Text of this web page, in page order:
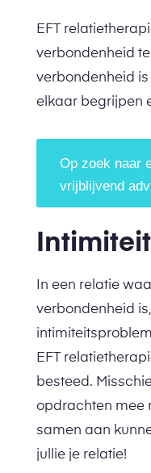
EFT
verbondenheid
verbondenheid
elkaar begrijpen
Op zoek naar
vrijblijvend
In een relatie
verbondenheid
EFT
besteed.
opdrachten mee
samen aan
jullie je relatie!